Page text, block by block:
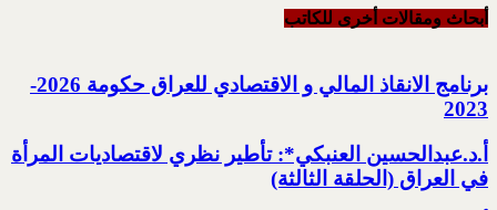
أبحاث ومقالات أخرى للکاتب
برنامج الانقاذ المالي و الاقتصادي للعراق حكومة 2026-
2023‏
أ.د.عبدالحسين العنبكي*: تأطير نظري لاقتصاديات المرأة
في العراق (الحلقة الثالثة)